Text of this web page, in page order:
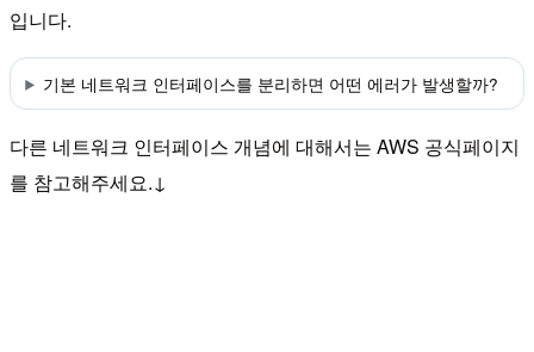
입니다.
기본 네트워크 인터페이스를 분리하면 어떤 에러가 발생할까?
다른 네트워크 인터페이스 개념에 대해서는 AWS 공식페이지
를 참고해주세요.↓